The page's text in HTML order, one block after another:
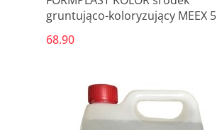
gruntująco-koloryzujący MEEX 5
68.90